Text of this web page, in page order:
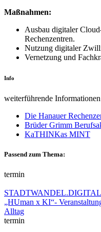
Maßnahmen:
Ausbau digitaler
Rechenzentren.
Nutzung digitaler
Vernetzung und
Info
weiterführende Informationen
Die Hanauer
Brüder Grimm
KaTHINKas MINT
Passend zum Thema:
termin
„HUman x KI“-
Alltag
termin